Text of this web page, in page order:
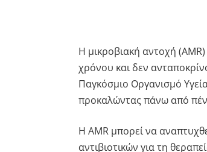
Η μικροβιακή αντοχή
χρόνου και δεν
Παγκόσμιο Οργανισμό
προκαλώντας πάνω από
Η AMR μπορεί να
αντιβιοτικών για τη